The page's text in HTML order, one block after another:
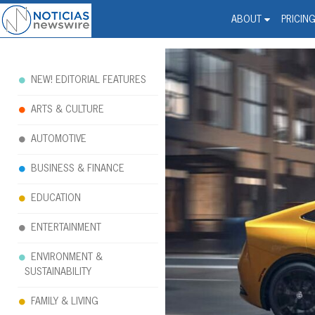
ABOUT PRICING
Noticias Newswire -
NEW! EDITORIAL FEATURES
ARTS & CULTURE
AUTOMOTIVE
BUSINESS & FINANCE
EDUCATION
ENTERTAINMENT
ENVIRONMENT &
SUSTAINABILITY
FAMILY & LIVING